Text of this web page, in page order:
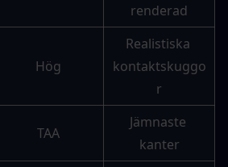
renderad
Hög
Realistiska
kontaktskuggo
r
TAA
Jämnaste
kanter